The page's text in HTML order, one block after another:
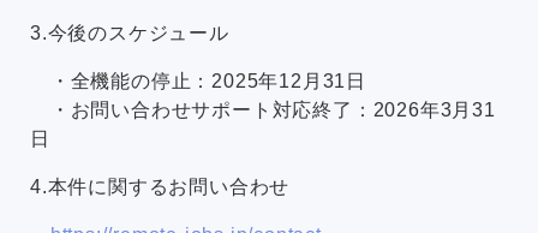
3.今後のスケジュール
・全機能の停止：2025年12月31日
・お問い合わせサポート対応終了：2026年3月31
日
4.本件に関するお問い合わせ